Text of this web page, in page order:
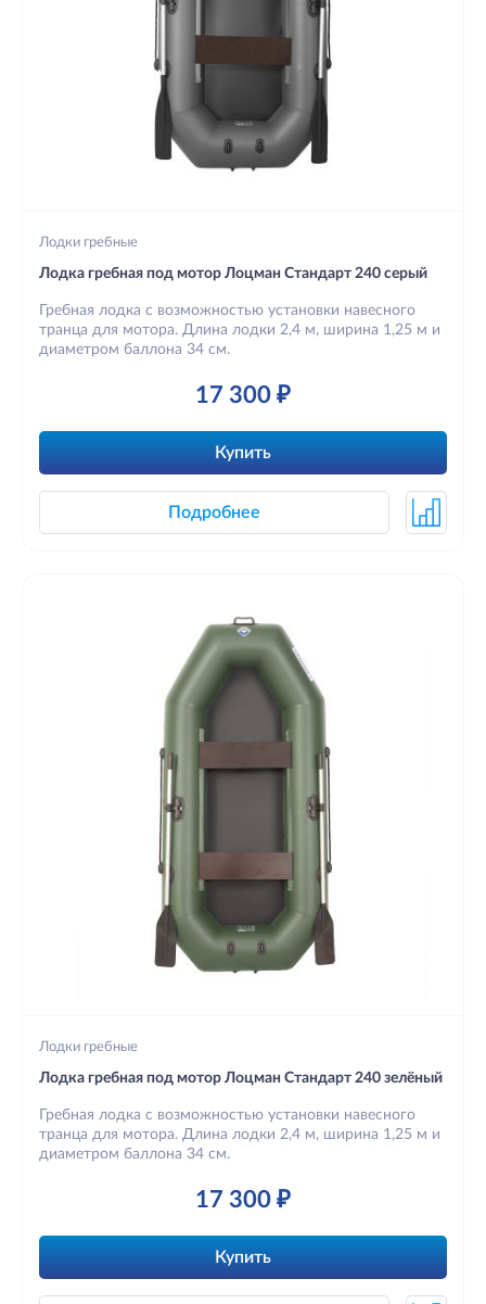
Лодки гребные
Лодка гребная под мотор Лоцман Стандарт 240 серый
Гребная лодка с возможностью установки навесного
транца для мотора. Длина лодки 2,4 м, ширина 1,25 м и
диаметром баллона 34 см.
17 300 ₽
Купить
Подробнее
Лодки гребные
Лодка гребная под мотор Лоцман Стандарт 240 зелёный
Гребная лодка с возможностью установки навесного
транца для мотора. Длина лодки 2,4 м, ширина 1,25 м и
диаметром баллона 34 см.
17 300 ₽
Купить